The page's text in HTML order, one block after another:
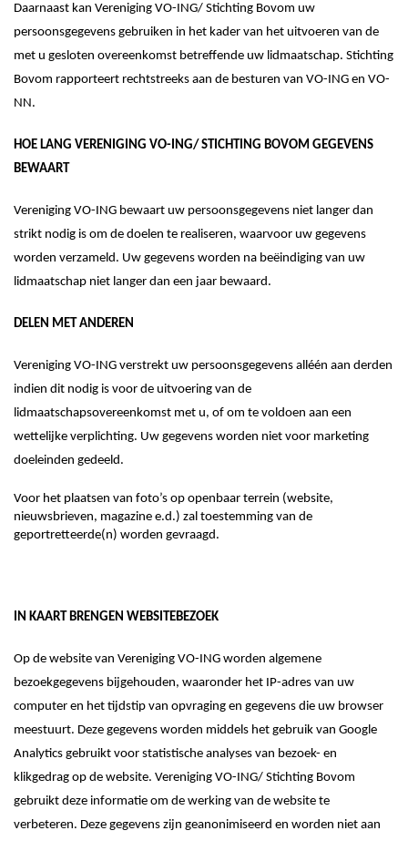
Daarnaast kan Vereniging VO-ING/ Stichting Bovom uw
persoonsgegevens gebruiken in het kader van het uitvoeren van de
met u gesloten overeenkomst betreffende uw lidmaatschap. Stichting
Bovom rapporteert rechtstreeks aan de besturen van VO-ING en VO-
NN.
HOE LANG VERENIGING VO-ING/ STICHTING BOVOM GEGEVENS
BEWAART
Vereniging VO-ING bewaart uw persoonsgegevens niet langer dan
strikt nodig is om de doelen te realiseren, waarvoor uw gegevens
worden verzameld. Uw gegevens worden na beëindiging van uw
lidmaatschap niet langer dan een jaar bewaard.
DELEN MET ANDEREN
Vereniging VO-ING verstrekt uw persoonsgegevens alléén aan derden
indien dit nodig is voor de uitvoering van de
lidmaatschapsovereenkomst met u, of om te voldoen aan een
wettelijke verplichting. Uw gegevens worden niet voor marketing
doeleinden gedeeld.
Voor het plaatsen van foto’s op openbaar terrein (website,
nieuwsbrieven, magazine e.d.) zal toestemming van de
geportretteerde(n) worden gevraagd.
IN KAART BRENGEN WEBSITEBEZOEK
Op de website van Vereniging VO-ING worden algemene
bezoekgegevens bijgehouden, waaronder het IP-adres van uw
computer en het tijdstip van opvraging en gegevens die uw browser
meestuurt. Deze gegevens worden middels het gebruik van Google
Analytics gebruikt voor statistische analyses van bezoek- en
klikgedrag op de website. Vereniging VO-ING/ Stichting Bovom
gebruikt deze informatie om de werking van de website te
verbeteren. Deze gegevens zijn geanonimiseerd en worden niet aan